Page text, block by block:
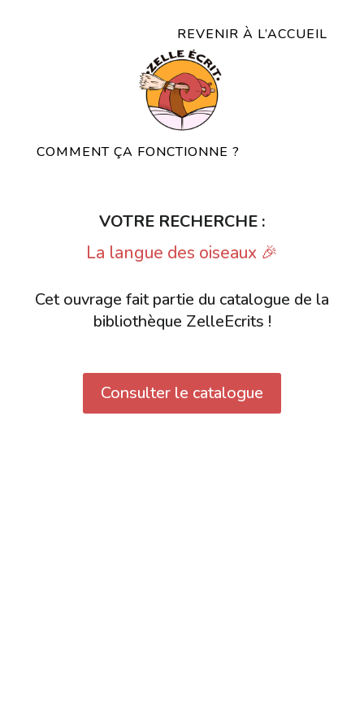
REVENIR À L’ACCUEIL
COMMENT ÇA FONCTIONNE ?
VOTRE RECHERCHE :
La langue des oiseaux 🎉
Cet ouvrage fait partie du catalogue de la
bibliothèque ZelleEcrits !
Consulter le catalogue